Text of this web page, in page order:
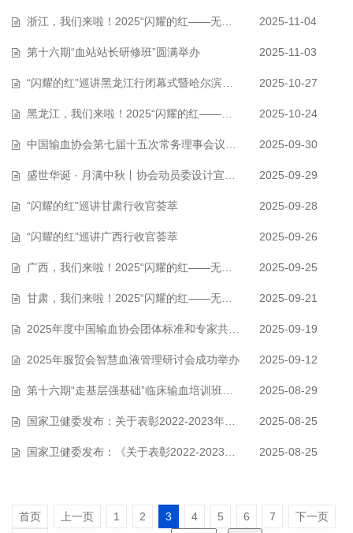
浙江，我们来啦！2025“闪耀的红——无偿献血者优秀事迹巡讲浙江行”系列活… 2025-11-04
第十六期“血站站长研修班”圆满举办 2025-11-03
“闪耀的红”巡讲黑龙江行闭幕式暨哈尔滨站报告会成功举办 2025-10-27
黑龙江，我们来啦！2025“闪耀的红——无偿献血者优秀事迹巡讲黑龙江行”系… 2025-10-24
中国输血协会第七届十五次常务理事会议在甘肃兰州召开 2025-09-30
盛世华诞 · 月满中秋丨协会动员委设计宣传海报，祝您国庆节、中秋节快乐！… 2025-09-29
“闪耀的红”巡讲甘肃行收官荟萃 2025-09-28
“闪耀的红”巡讲广西行收官荟萃 2025-09-26
广西，我们来啦！2025“闪耀的红——无偿献血者优秀事迹巡讲广西行”系列活… 2025-09-25
甘肃，我们来啦！2025“闪耀的红——无偿献血者优秀事迹巡讲甘肃行”系列活… 2025-09-21
2025年度中国输血协会团体标准和专家共识评审会议在甘肃兰州顺利召开 2025-09-19
2025年服贸会智慧血液管理研讨会成功举办 2025-09-12
第十六期“走基层强基础”临床输血培训班在乌鲁木齐举办 2025-08-29
国家卫健委发布：关于表彰2022-2023年度全国无偿献血表彰奖励获奖者的决定 2025-08-25
国家卫健委发布：《关于表彰2022-2023年度全国无偿献血表彰奖励获奖者的决定》… 2025-08-25
首页 上一页 1 2 3 4 5 6 7
下一页